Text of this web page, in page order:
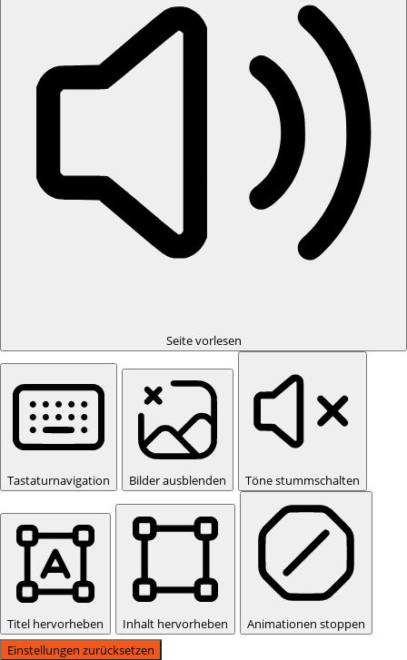
Seite vorlesen
Tastaturnavigation Bilder ausblenden Töne stummschalten
Titel hervorheben Inhalt hervorheben
Animationen stoppen
Einstellungen zurücksetzen